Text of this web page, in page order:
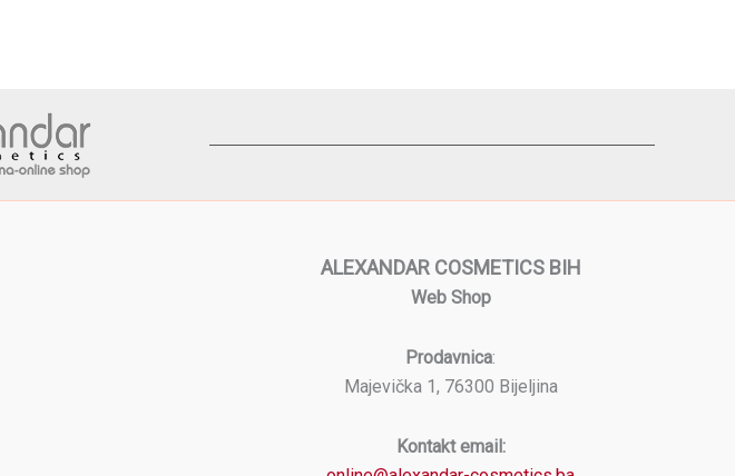
ALEXANDAR COSMETICS BIH
Web Shop
Prodavnica:
Majevička 1, 76300 Bijeljina
Kontakt email: